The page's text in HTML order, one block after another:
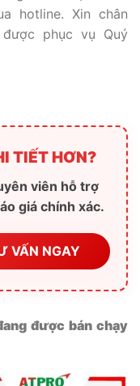
hotline. Xin chân
phục vụ Quý
TIẾT HƠN?
viên hỗ trợ
giá chính xác.
VẤN NGAY
được bán chạy